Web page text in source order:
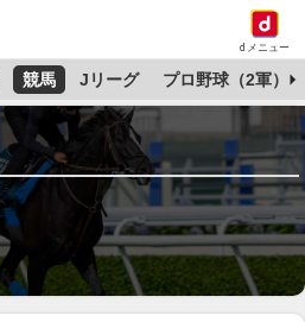
dメニュー
競馬 Jリーグ プロ野球（2軍）